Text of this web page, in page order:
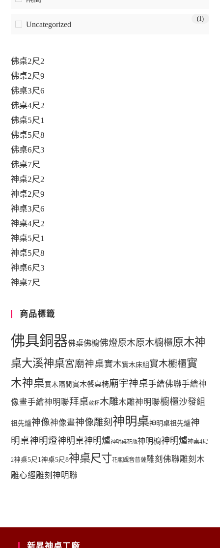
Uncategorized
(1)
佛桌2尺2
佛桌2尺9
佛桌3尺6
佛桌4尺2
佛桌5尺1
佛桌5尺8
佛桌6尺3
佛桌7尺
神桌2尺2
神桌2尺9
神桌3尺6
神桌4尺2
神桌5尺1
神桌5尺8
神桌6尺3
神桌7尺
商品標籤
佛具銅器佛桌佛櫥佛燈原木原木櫥櫃原木神
桌大溪神桌宮廟神桌實木實木床組實木櫥櫃實
木神桌實木隔間實木餐桌椅廟宇神桌手繪佛聯手繪神
像畫手繪神明聯拜桌敬杯木雕木雕神明聯櫥櫃沙發組
祖先爐神像神像畫神像雕刻 神明桌神明桌祖先爐神
明桌神明燈神明桌神明爐神明桌花瓶神明櫥神明爐神桌4尺
2神桌5尺1神桌5尺8神桌尺寸花瓶觀音普薩雕刻佛聯雕刻木
雕心經雕刻神明聯